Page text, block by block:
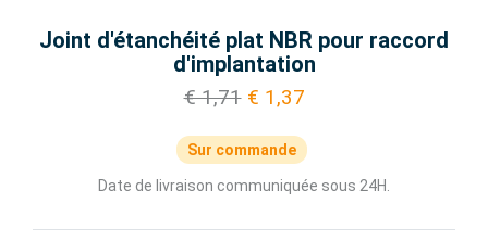
Joint d'étanchéité plat NBR pour raccord
d'implantation
€ 1,71 € 1,37
Sur commande
Date de livraison communiquée sous 24H.